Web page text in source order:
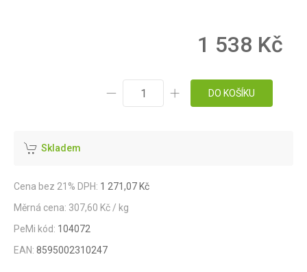
1 538 Kč
DO KOŠÍKU
Skladem
Cena bez 21% DPH: 1 271,07 Kč
Měrná cena: 307,60 Kč / kg
PeMi kód: 104072
EAN: 8595002310247